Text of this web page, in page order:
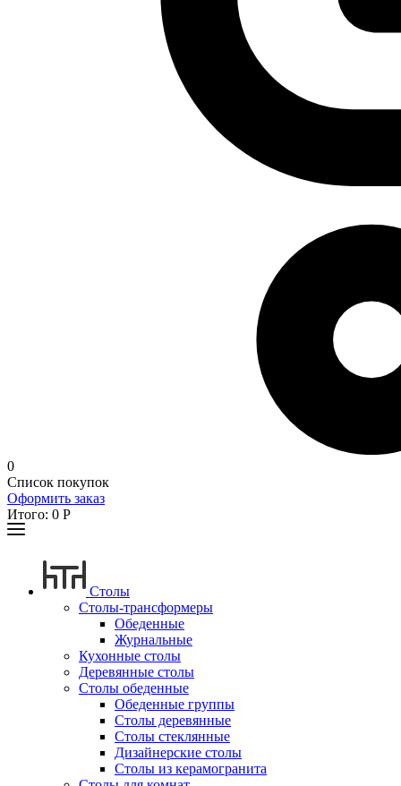
0
Список покупок
Оформить заказ
Итого: 0 Р
Столы
Столы-трансформеры
Обеденные
Журнальные
Кухонные столы
Деревянные столы
Столы обеденные
Обеденные группы
Столы деревянные
Столы стеклянные
Дизайнерские столы
Столы из керамогранита